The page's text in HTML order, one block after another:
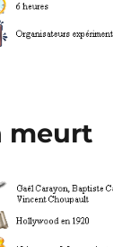
La pension
meurt